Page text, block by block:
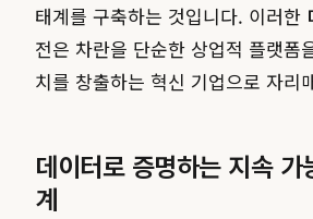
태계를 구축하는 것입니다. 이러한
전은 차란을 단순한 상업적 플랫폼
치를 창출하는 혁신 기업으로 자리
데이터로 증명하는 지속
계